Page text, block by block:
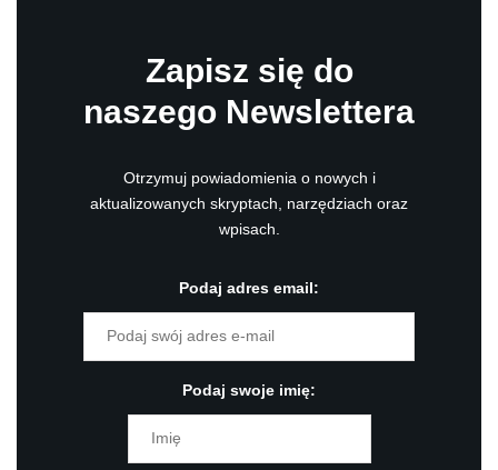
Zapisz się do
naszego Newslettera
Otrzymuj powiadomienia o nowych i
aktualizowanych skryptach, narzędziach oraz
wpisach.
Podaj adres email:
Podaj swoje imię: